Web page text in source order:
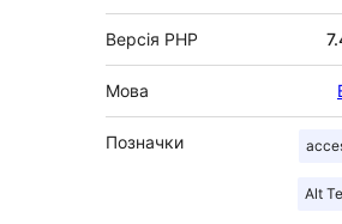
Версія PHP
Мова
Позначки
Alt